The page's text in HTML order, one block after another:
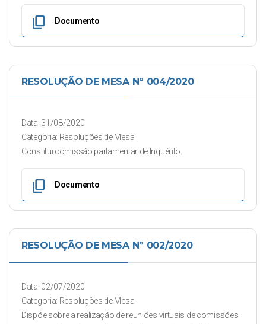
content_copy Documento
RESOLUÇÃO DE MESA Nº 004/2020
Data: 31/08/2020
Categoria: Resoluções de Mesa
Constitui comissão parlamentar de Inquérito.
content_copy Documento
RESOLUÇÃO DE MESA Nº 002/2020
Data: 02/07/2020
Categoria: Resoluções de Mesa
Dispõe sobre a realização de reuniões virtuais de comissões